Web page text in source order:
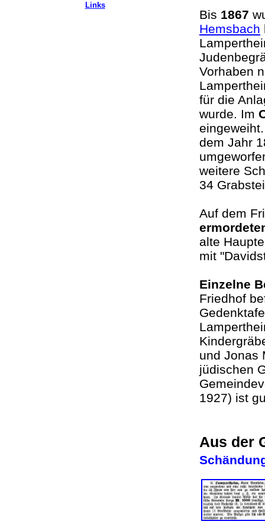
Links
Bis 1867
Hemsbach
Vorhaben
für die
wurde. Im
dem Jahr
weitere
34
Auf dem
alte
mit
Einzelne
Friedhof
und Jonas
jüdischen
1927) ist
Aus der